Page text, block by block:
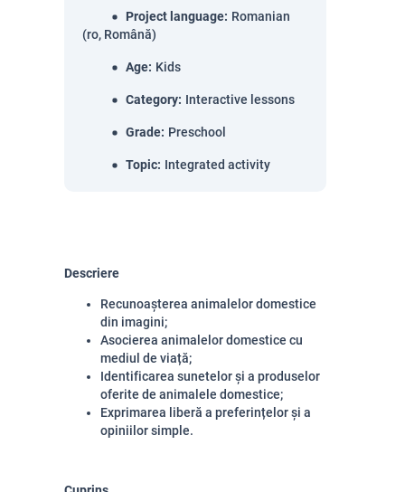
Project language: Romanian
(ro, Română)
Age: Kids
Category: Interactive lessons
Grade: Preschool
Topic: Integrated activity
Descriere
Recunoașterea animalelor domestice
din imagini;
Asocierea animalelor domestice cu
mediul de viață;
Identificarea sunetelor și a produselor
oferite de animalele domestice;
Exprimarea liberă a preferințelor și a
opiniilor simple.